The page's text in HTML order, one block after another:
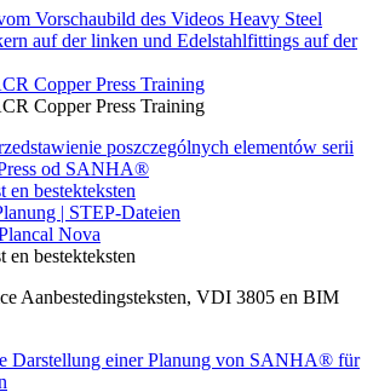
Copper Press Training
Copper Press Training
en bestekteksten
| STEP-Dateien
Nova
en bestekteksten
Aanbestedingsteksten, VDI 3805 en BIM